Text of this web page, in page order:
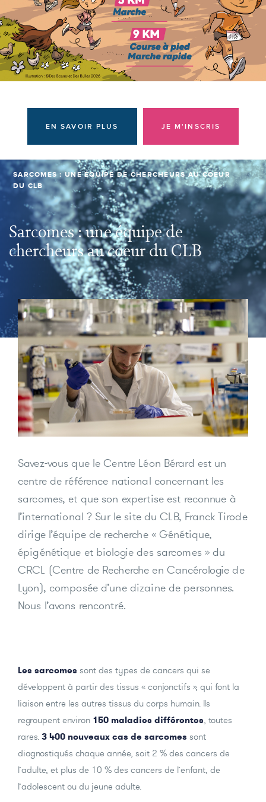
Actualités
Prendre rendez-vous
EN SAVOIR PLUS JE M'INSCRIS
SARCOMES : UNE ÉQUIPE DE CHERCHEURS AU COEUR
DU CLB
Sarcomes : une équipe de
chercheurs au coeur du CLB
Savez-vous que le Centre Léon Bérard est un
centre de référence national concernant les
sarcomes, et que son expertise est reconnue à
l’international ? Sur le site du CLB, Franck Tirode
dirige l’équipe de recherche « Génétique,
épigénétique et biologie des sarcomes » du
CRCL (Centre de Recherche en Cancérologie de
Lyon), composée d’une dizaine de personnes.
Nous l’avons rencontré.
Les sarcomes sont des types de cancers qui se
développent à partir des tissus « conjonctifs », qui font la
liaison entre les autres tissus du corps humain. Ils
regroupent environ 150 maladies différentes, toutes
rares. 3 400 nouveaux cas de sarcomes sont
diagnostiqués chaque année, soit 2 % des cancers de
l’adulte, et plus de 10 % des cancers de l’enfant, de
l’adolescent ou du jeune adulte.